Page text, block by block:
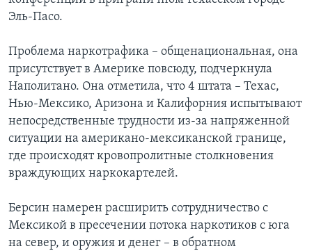
Эль-Пасо.
Проблема наркотрафика – общенациональная, она
присутствует в Америке повсюду, подчеркнула
Наполитано. Она отметила, что 4 штата – Техас,
Нью-Мексико, Аризона и Калифорния испытывают
непосредственные трудности из-за напряженной
ситуации на американо-мексиканской границе,
где происходят кровопролитные столкновения
враждующих наркокартелей.
Берсин намерен расширить сотрудничество с
Мексикой в пресечении потока наркотиков с юга
на север, и оружия и денег – в обратном